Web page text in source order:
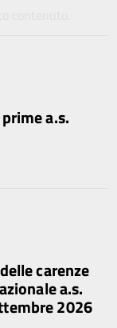
a.s.
carenze
a.s.
2026